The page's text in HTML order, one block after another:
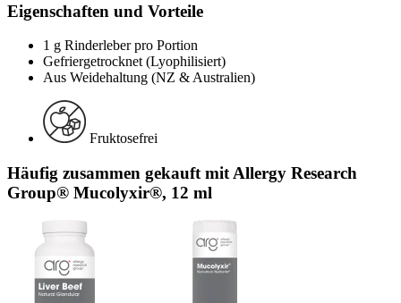
Eigenschaften und Vorteile
1 g Rinderleber pro Portion
Gefriergetrocknet (Lyophilisiert)
Aus Weidehaltung (NZ & Australien)
Fruktosefrei
Häufig zusammen gekauft mit Allergy Research
Group® Mucolyxir®, 12 ml